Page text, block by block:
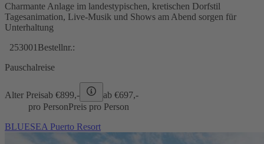
Charmante Anlage im landestypischen, kretischen Dorfstil
Tagesanimation, Live-Musik und Shows am Abend sorgen für
Unterhaltung
253001 Bestellnr.:
Pauschalreise
Alter Preisab €899,- ab €697,-
pro PersonPreis pro Person
BLUESEA Puerto Resort